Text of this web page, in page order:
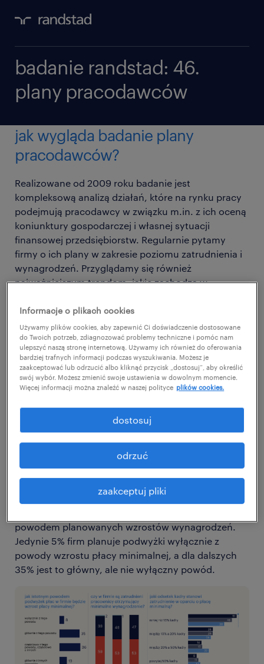
badanie randstad: 46.
plany pracodawców
jak wygląda badanie plany
pracodawców?
Realizowane od 2009 roku badanie jest
kompleksową analizą działań, które na rynku pracy
podejmują pracodawcy w związku m.in. z ich oceną
koniunktury gospodarczej i własnej sytuacji
finansowej przedsiębiorstw. Regularnie pytamy
firmy o ich plany w zakresie poziomu zatrudnienia i
wynagrodzeń. Przyglądamy się również
najważniejszym trendom, jakie zachodzą w
W najnowszej edycji, zrealizowanej na przełomie
kwietnia i maja, udział wzięło 1000 przedsiębiorstw
z kluczowych sektorów polskiej gospodarki.
jakie są najciekawsze wnioski z 46.
Obecnie 46% planuje wzrost wynagrodzeń w
nowym roku - to poziom jedynie nieznacznie niższy
niż przed rokiem. Jedynie 4% firm planuje podwyżki
przynajmniej kompensujące inflację, czyli powyżej
16%. Blisko 60% firm planuje podwyżki od 4% do
10%, rok temu było to ok. 40%. Podwyżka
powodem planowanych wzrostów wynagrodzeń.
Jedynie 5% firm planuje podwyżki wyłącznie z
powody wzrostu płacy minimalnej, a dla dalszych
35% jest to główny, ale nie wyłączny powód.
Informacje o plikach cookies
Używamy plików cookies, aby zapewnić Ci doświadczenie dostosowane
do Twoich potrzeb, zdiagnozować problemy techniczne i pomóc nam
ulepszyć naszą stronę internetową. Używamy ich również do oferowania
bardziej trafnych informacji podczas wyszukiwania. Możesz je
zaakceptować lub odrzucić albo kliknąć przycisk „dostosuj”, aby określić
swój wybór. Możesz zmienić swoje ustawienia w dowolnym momencie.
Więcej informacji można znaleźć w naszej polityce plików cookies.
zaakceptuj pliki
odrzuć
dostosuj